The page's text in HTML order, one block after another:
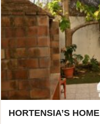
HORTENSIA’S HOME